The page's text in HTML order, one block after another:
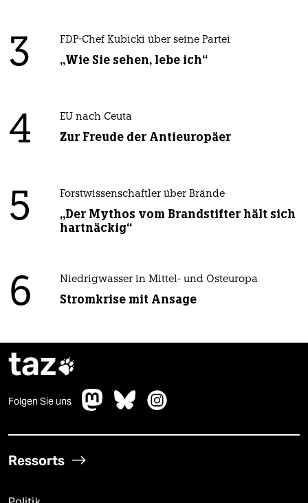
3 FDP-Chef Kubicki über seine Partei
„Wie Sie sehen, lebe ich“
4 EU nach Ceuta
Zur Freude der Antieuropäer
5 Forstwissenschaftler über Brände
„Der Mythos vom Brandstifter hält sich
hartnäckig“
6 Niedrigwasser in Mittel- und Osteuropa
Stromkrise mit Ansage
taz
Folgen Sie uns
Ressorts